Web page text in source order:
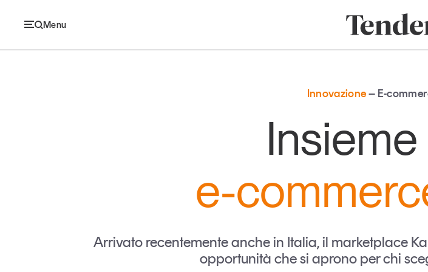
Menu
Retail e brand
Magazine
Opinioni
Dossier
Interviste
Podcast
Innovazione E-
e-
Arrivato recentemente anche in Italia, il marketplace
opportunità che si aprono per chi